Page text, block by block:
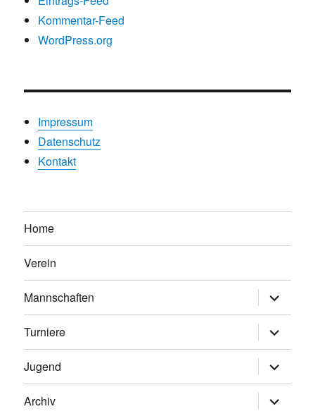
Kommentar-Feed
WordPress.org
Impressum
Datenschutz
Kontakt
Home
Verein
Mannschaften
anzeigen
Turniere
anzeigen
Jugend
anzeigen
Archiv
anzeigen